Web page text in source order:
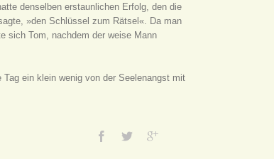
denselben erstaunlichen Erfolg, den die
»den Schlüssel zum Rätsel«. Da man
sich Tom, nachdem der weise Mann
ein klein wenig von der Seelenangst mit